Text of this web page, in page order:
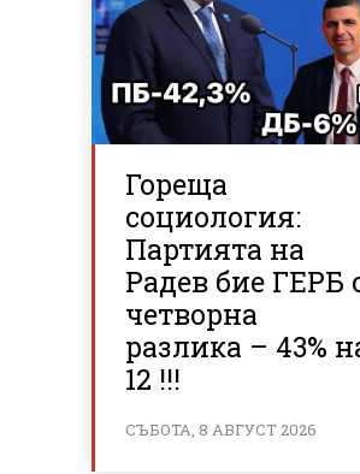
Гореща
социология:
Партията на
Радев бие ГЕРБ
четворна
разлика – 43%
12 !!!
СЪБОТА, 8 АВГУСТ 2026